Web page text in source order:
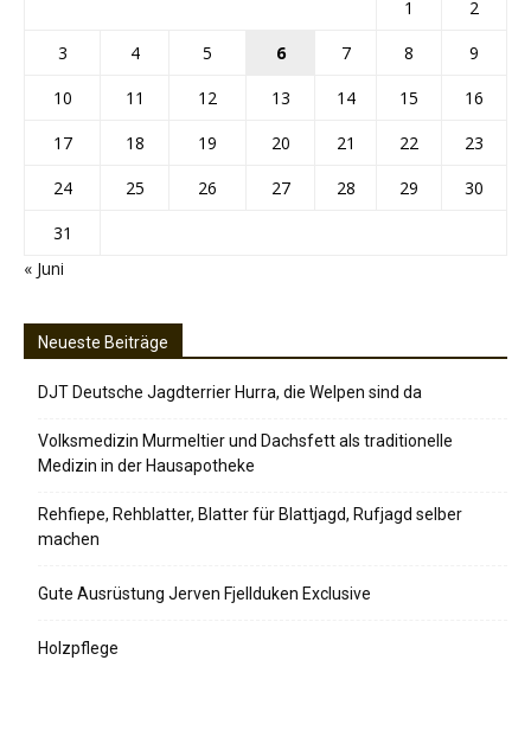
1
2
3
4 5 6 7 8
9
10
11 12 13 14 15
16
17
18 19 20 21 22
23
24
25 26 27 28 29
30
31
« Juni
Neueste Beiträge
DJT Deutsche Jagdterrier Hurra, die Welpen sind da
Volksmedizin Murmeltier und Dachsfett als traditionelle
Medizin in der Hausapotheke
Rehfiepe, Rehblatter, Blatter für Blattjagd, Rufjagd selber
machen
Gute Ausrüstung Jerven Fjellduken Exclusive
Holzpflege